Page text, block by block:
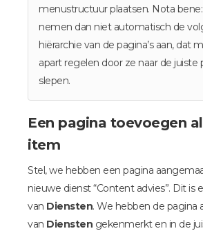
menustructuur plaatsen. Nota
nemen dan niet automatisch de
hiërarchie van de pagina’s aan, dat
apart regelen door ze naar de juiste
slepen.
Een pagina toevoegen
item
Stel, we hebben een pagina
nieuwe dienst “Content advies”. Dit is
van Diensten. We hebben de pagina
van Diensten gekenmerkt en in de